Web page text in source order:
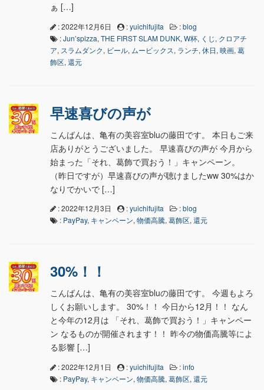
ぁ […]
: 2022年12月6日 :yuichifujita :blog
:Jun’spizza, THE FIRST SLAM DUNK, W杯, くじ, クロアチ
ア, スラムダンク, ビール, ムービックス, ランチ, 休日, 映画, 葛
飾区, 還元
早速喜びの声が
こんばんは、亀有の美容室bluの藤田です。 本日もご来
店ありがとうございました。 早速喜びの声が 今月から
始まった「それ、葛飾で買おう！」キャンペーン。
（昨日ですが）早速喜びの声が聴けましたww 30%はか
なりでかいで […]
: 2022年12月3日 :yuichifujita :blog
: PayPay, キャンペーン, 物価高騰, 葛飾区, 還元
30%！！
こんばんは、亀有の美容室bluの藤田です。 今週もよろ
しくお願いします。 30%！！ 今日から12月！！ なん
と今年の12月は 「それ、葛飾で買おう！」キャンペー
ン なるものが開催されます！！ 昨今の物価高騰等によ
る影響 […]
: 2022年12月1日 :yuichifujita :info
: PayPay, キャンペーン, 物価高騰, 葛飾区, 還元